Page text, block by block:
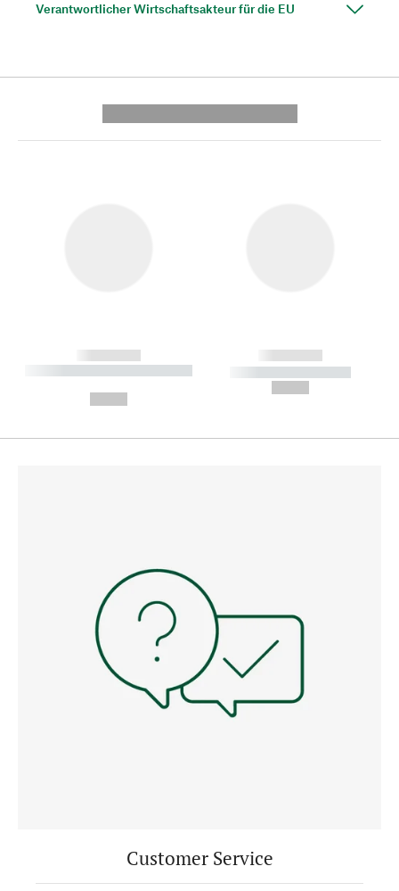
Verantwortlicher Wirtschaftsakteur für die EU
------------
----------- ----------- --------
------------
----------- -----------
Customer Service